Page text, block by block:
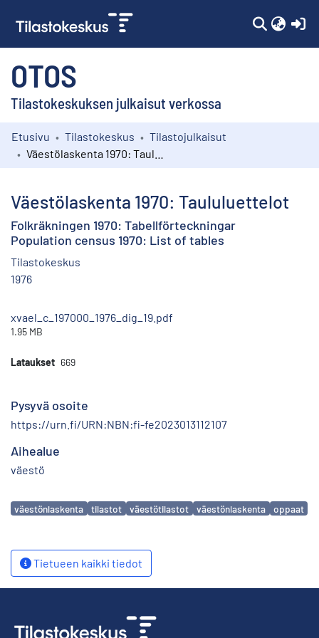
OTOS
Tilastokeskuksen julkaisut verkossa
Kokoelmat
Etusivu Tilastokeskus
Tilastojulkaisut
Väestölaskenta 1970: Taululuettelot
Folkräkningen 1970: Tabellförteckningar
Population census 1970: List of tables
Tilastokeskus
1976
xvael_c_197000_1976_dig_19.pdf
1.95 MB
Lataukset 669
Pysyvä osoite
https://urn.fi/URN:NBN:fi-fe2023013112107
Aihealue
väestö
Avainsanat
väestönlaskenta tilastot väestötilastot väestönlaskenta oppaat
Tietueen kaikki tiedot